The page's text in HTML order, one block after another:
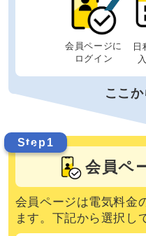
会員ページに
ログイン
日
ここ
Step1
会員ペ
会員ページは電気料金
ます。下記から選択し